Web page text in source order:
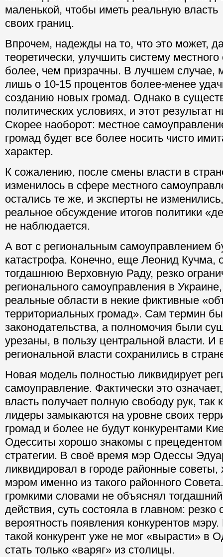
маленькой, чтобы иметь реальную
своих границ.
Впрочем, надежды на то, что это может,
теоретически, улучшить систему
более, чем призрачны. В лучшем случае,
лишь о 10-15 процентов более-менее
созданию новых громад. Однако в
политических условиях, и этот результат
Скорее наоборот: местное
громад будет все более носить чисто
характер.
К сожалению, после смены власти в
изменилось в сфере местного
остались те же, и эксперты не
реальное обсуждение итогов политики
не наблюдается.
А вот с региональным самоуправлением
катастрофа. Конечно, еще Леонид Кучма,
тогдашнюю Верховную Раду, резко
регионального самоуправления в
реальные области в некие фиктивные
территориальных громад». Сам термин
законодательства, а полномочия были
урезаны, в пользу центральной власти. И
региональной власти сохранились в
Новая модель полностью ликвидирует
самоуправление. Фактически это
власть получает полную свободу рук, так
лидеры замыкаются на уровне своих
громад и более не будут конкурентами
Одесситы хорошо знакомы с
стратегии. В своё время мэр Одессы
ликвидировал в городе районные советы,
мэром именно из такого районного
громкими словами не объяснял
действия, суть состояла в главном: резко
вероятность появления конкурентов
такой конкурент уже не мог «вырасти» в
стать только «варяг» из столицы.